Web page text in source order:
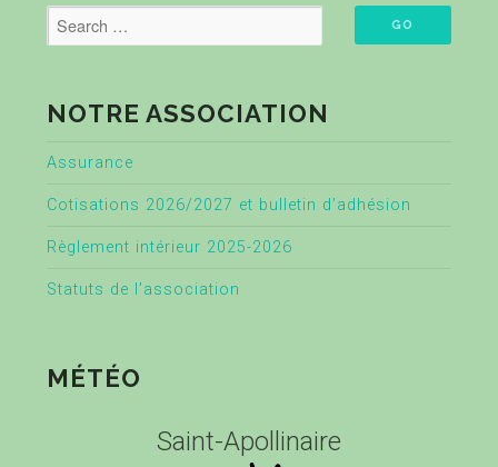
NOTRE ASSOCIATION
Assurance
Cotisations 2026/2027 et bulletin d’adhésion
Règlement intérieur 2025-2026
Statuts de l’association
MÉTÉO
Saint-Apollinaire